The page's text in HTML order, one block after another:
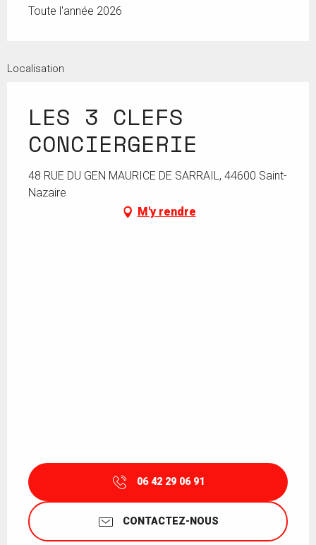
Toute l'année 2026
Localisation
LES 3 CLEFS
CONCIERGERIE
48 RUE DU GEN MAURICE DE SARRAIL, 44600 Saint-
Nazaire
M'y rendre
06 42 29 06 91
CONTACTEZ-NOUS